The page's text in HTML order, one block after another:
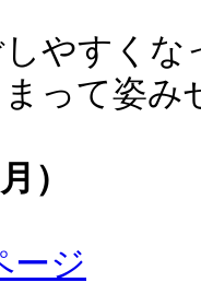
やすくな
って姿み
）
ージ